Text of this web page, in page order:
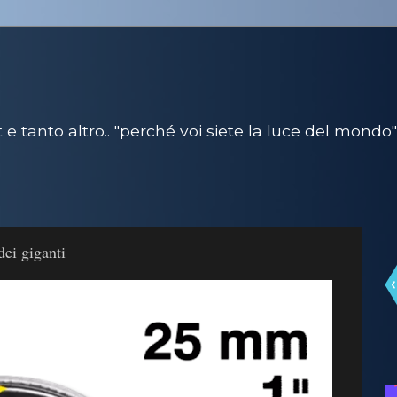
tanto altro.. "perché voi siete la luce del
giganti